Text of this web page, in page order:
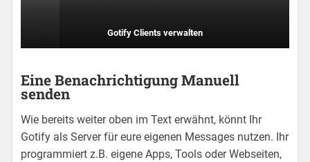
Gotify Clients verwalten
Eine Benachrichtigung Manuell
senden
Wie bereits weiter oben im Text erwähnt, könnt Ihr
Gotify als Server für eure eigenen Messages nutzen. Ihr
programmiert z.B. eigene Apps, Tools oder Webseiten,